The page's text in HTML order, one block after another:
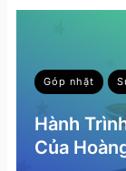
Góp nhặt
Hành
Của